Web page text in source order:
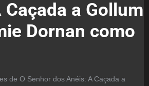
a Gollum
Dornan como
de O Senhor dos Anéis: A Caçada a